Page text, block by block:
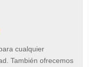
cualquier
También ofrecemos